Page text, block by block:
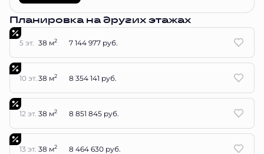
Планировка на других этажах
5 эт. 38 м2 7 144 977 руб.
10 эт. 38 м2 8 354 141 руб.
12 эт. 38 м2 8 851 845 руб.
13 эт. 38 м2 8 464 630 руб.